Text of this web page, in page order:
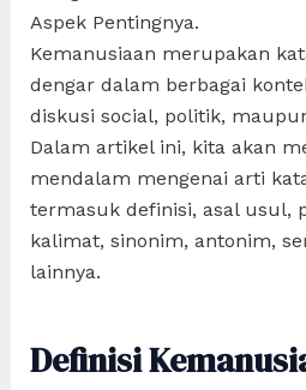
Aspek Pentingnya.
Kemanusiaan merupakan
dengar dalam berbagai
diskusi social, politik,
Dalam artikel ini, kita akan
mendalam mengenai arti
termasuk definisi, asal usul,
kalimat, sinonim, antonim,
lainnya.
Definisi